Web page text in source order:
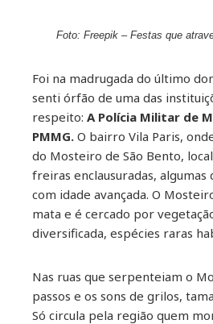
Foto: Freepik – Festas que
Foi na madrugada do último
senti órfão de uma das
respeito: A Polícia Militar de
PMMG. O bairro Vila Paris,
do Mosteiro de São Bento,
freiras enclausuradas, algumas
com idade avançada. O
mata e é cercado por
diversificada, espécies raras
Nas ruas que serpenteiam o
passos e os sons de grilos,
Só circula pela região quem